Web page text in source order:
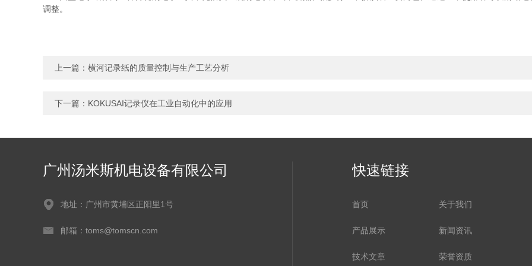
调整。
上一篇： 横河记录纸的质量控制与生产工艺分析
下一篇： KOKUSAI记录仪在工业自动化中的应用
广州汤米斯机电设备有限公司
地址：广州市黄埔区正阳里1号
邮箱：toms@tomscn.com
快速链接
首页 关于我们
产品展示 新闻资讯
技术文章 荣誉资质